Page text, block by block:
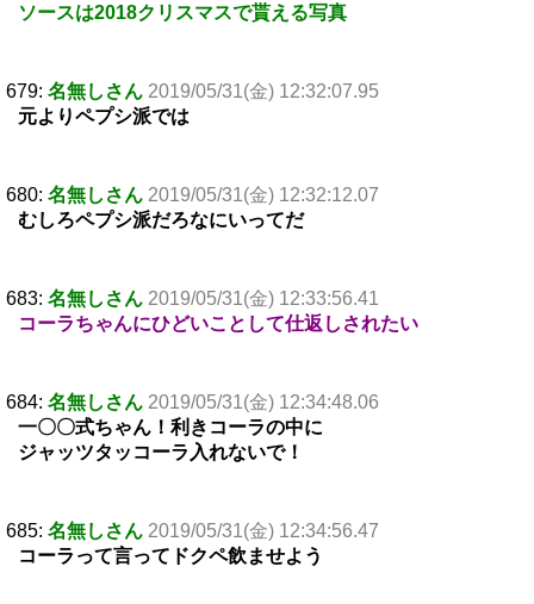
ソースは2018クリスマスで貰える写真
679: 名無しさん 2019/05/31(金) 12:32:07.95
元よりペプシ派では
680: 名無しさん 2019/05/31(金) 12:32:12.07
むしろペプシ派だろなにいってだ
683: 名無しさん 2019/05/31(金) 12:33:56.41
コーラちゃんにひどいことして仕返しされたい
684: 名無しさん 2019/05/31(金) 12:34:48.06
一〇〇式ちゃん！利きコーラの中に
ジャッツタッコーラ入れないで！
685: 名無しさん 2019/05/31(金) 12:34:56.47
コーラって言ってドクペ飲ませよう